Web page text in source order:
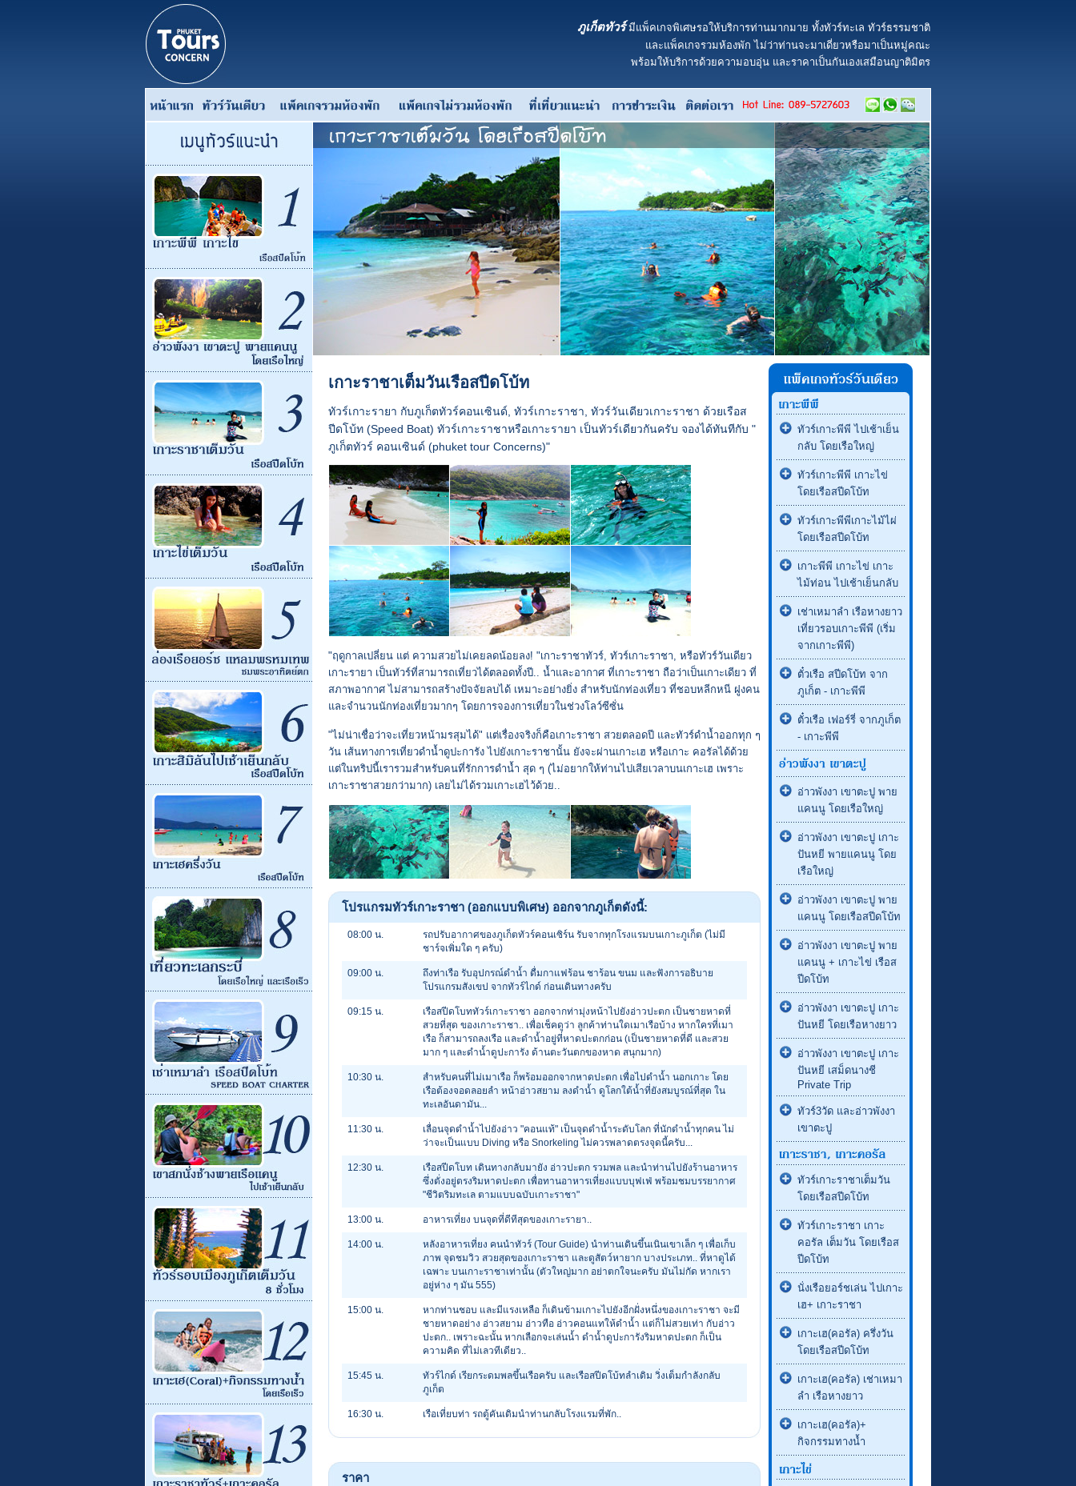
ภูเก็ตทัวร์มีแพ็คเกจพิเศษรอให้บริการท่านมากมาย ทั้งทัวร์ทะเล ทัวร์ธรรมชาติ
และแพ็คเกจรวมห้องพัก ไม่ว่าท่านจะมาเดี่ยวหรือมาเป็นหมู่คณะ
พร้อมให้บริการด้วยความอบอุ่น และราคาเป็นกันเองเสมือนญาติมิตร
เกาะราชาเต็มวันเรือสปีดโบ้ท
ทัวร์เกาะรายา กับภูเก็ตทัวร์คอนเซินด์, ทัวร์เกาะราชา, ทัวร์วันเดียวเกาะราชา ด้วยเรือส
ปีดโบ้ท (Speed Boat) ทัวร์เกาะราชาหรือเกาะรายา เป็นทัวร์เดียวกันครับ จองได้ทันทีกับ "
ภูเก็ตทัวร์ คอนเซินด์ (phuket tour Concerns)"
"ฤดูกาลเปลี่ยน แต่ ความสวยไม่เคยลดน้อยลง! "เกาะราชาทัวร์, ทัวร์เกาะราชา, หรือทัวร์วันเดียว
เกาะรายา เป็นทัวร์ที่สามารถเที่ยวได้ตลอดทั้งปี.. น้ำและอากาศ ที่เกาะราชา ถือว่าเป็นเกาะเดียว ที่
สภาพอากาศ ไม่สามารถสร้างปัจจัยลบได้ เหมาะอย่างยิ่ง สำหรับนักท่องเที่ยว ที่ชอบหลีกหนี ฝูงคน
และจำนวนนักท่องเที่ยวมากๆ โดยการจองการเที่ยวในช่วงโลว์ซีซั่น
"ไม่น่าเชื่อว่าจะเที่ยวหน้ามรสุมได้" แต่เรื่องจริงก็คือเกาะราชา สวยตลอดปี และทัวร์ดำน้ำออกทุก ๆ
วัน เส้นทางการเที่ยวดำน้ำดูปะการัง ไปยังเกาะราชานั้น ยังจะผ่านเกาะเฮ หรือเกาะ คอรัลได้ด้วย
แต่ในทริปนี้เรารวมสำหรับคนที่รักการดำน้ำ สุด ๆ (ไม่อยากให้ท่านไปเสียเวลาบนเกาะเฮ เพราะ
เกาะราชาสวยกว่ามาก) เลยไม่ได้รวมเกาะเฮไว้ด้วย..
โปรแกรมทัวร์เกาะราชา (ออกแบบพิเศษ) ออกจากภูเก็ตดังนี้:
08:00 น.
รถปรับอากาศของภูเก็ตทัวร์คอนเซิร์น รับจากทุกโรงแรมบนเกาะภูเก็ต (ไม่มี
ชาร์จเพิ่มใด ๆ ครับ)
09:00 น.
ถึงท่าเรือ รับอุปกรณ์ดำน้ำ ดื่มกาแฟร้อน ชาร้อน ขนม และฟังการอธิบาย
โปรแกรมสังเขป จากทัวร์ไกด์ ก่อนเดินทางครับ
09:15 น.
เรือสปีดโบททัวร์เกาะราชา ออกจากท่ามุ่งหน้าไปยังอ่าวปะตก เป็นชายหาดที่
สวยที่สุด ของเกาะราชา.. เพื่อเช็คดูว่า ลูกค้าท่านใดเมาเรือบ้าง หากใครที่เมา
เรือ ก็สามารถลงเรือ และดำน้ำอยู่ที่หาดปะตกก่อน (เป็นชายหาดที่ดี และสวย
มาก ๆ และดำน้ำดูปะการัง ด้านตะวันตกของหาด สนุกมาก)
10:30 น.
สำหรับคนที่ไม่เมาเรือ ก็พร้อมออกจากหาดปะตก เพื่อไปดำน้ำ นอกเกาะ โดย
เรือต้องจอดลอยลำ หน้าอ่าวสยาม ลงดำน้ำ ดูโลกใต้น้ำที่ยังสมบูรณ์ที่สุด ใน
ทะเลอันดามัน...
11:30 น.
เลื่อนจุดดำน้ำไปยังอ่าว "คอนแท้" เป็นจุดดำน้ำระดับโลก ที่นักดำน้ำทุกคน ไม่
ว่าจะเป็นแบบ Diving หรือ Snorkeling ไม่ควรพลาดตรงจุดนี้ครับ...
12:30 น.
เรือสปีดโบท เดินทางกลับมายัง อ่าวปะตก รวมพล และนำท่านไปยังร้านอาหาร
ซึ่งตั่งอยู่ตรงริมหาดปะตก เพื่อทานอาหารเที่ยงแบบบุฟเฟ่ พร้อมชมบรรยากาศ
"ชีวิตริมทะเล ตามแบบฉบับเกาะราชา"
13:00 น. อาหารเที่ยง บนจุดที่ดีทีสุดของเกาะรายา..
14:00 น.
หลังอาหารเที่ยง คนนำทัวร์ (Tour Guide) นำท่านเดินขึ้นเนินเขาเล็ก ๆ เพื่อเก็บ
ภาพ จุดชมวิว สวยสุดของเกาะราชา และดูสัตว์หายาก บางประเภท.. ที่หาดูได้
เฉพาะ บนเกาะราชาเท่านั้น (ตัวใหญ่มาก อย่าตกใจนะครับ มันไม่กัด หากเรา
อยู่ห่าง ๆ มัน 555)
15:00 น.
หากท่านชอบ และมีแรงเหลือ ก็เดินข้ามเกาะไปยังอีกฝั่งหนึ่งของเกาะราชา จะมี
ชายหาดอย่าง อ่าวสยาม อ่าวทือ อ่าวคอนแทให้ดำน้ำ แต่ก็ไม่สวยเท่า กับอ่าว
ปะตก.. เพราะฉะนั้น หากเลือกจะเล่นน้ำ ดำน้ำดูปะการังริมหาดปะตก ก็เป็น
ความคิด ที่ไม่เลวทีเดียว..
15:45 น.
ทัวร์ไกด์ เรียกระดมพลขึ้นเรือครับ และเรือสปีดโบ้ทลำเดิม วิ่งเต็มกำลังกลับ
ภูเก็ต
16:30 น. เรือเที่ยบท่า รถตู้คันเดิมนำท่านกลับโรงแรมที่พัก..
ราคา
ทัวร์เกาะพีพี ไปเช้าเย็น
กลับ โดยเรือใหญ่
ทัวร์เกาะพีพี เกาะไข่
โดยเรือสปีดโบ้ท
ทัวร์เกาะพีพีเกาะไม้ไผ่
โดยเรือสปีดโบ้ท
เกาะพีพี เกาะไข่ เกาะ
ไม้ท่อน ไปเช้าเย็นกลับ
เช่าเหมาลำ เรือหางยาว
เที่ยวรอบเกาะพีพี (เริ่ม
จากเกาะพีพี)
ตั๋วเรือ สปีดโบ้ท จาก
ภูเก็ต - เกาะพีพี
ตั๋วเรือ เฟอร์รี่ จากภูเก็ต
- เกาะพีพี
อ่าวพังงา เขาตะปู พาย
แคนนู โดยเรือใหญ่
อ่าวพังงา เขาตะปู เกาะ
ปันหยี พายแคนนู โดย
เรือใหญ่
อ่าวพังงา เขาตะปู พาย
แคนนู โดยเรือสปีดโบ้ท
อ่าวพังงา เขาตะปู พาย
แคนนู + เกาะไข่ เรือส
ปีดโบ้ท
อ่าวพังงา เขาตะปู เกาะ
ปันหยี โดยเรือหางยาว
อ่าวพังงา เขาตะปู เกาะ
ปันหยี เสม็ดนางชี
Private Trip
ทัวร์3วัด และอ่าวพังงา
เขาตะปู
ทัวร์เกาะราชาเต็มวัน
โดยเรือสปีดโบ้ท
ทัวร์เกาะราชา เกาะ
คอรัล เต็มวัน โดยเรือส
ปีดโบ้ท
นั่งเรือยอร์ชเล่น ไปเกาะ
เฮ+ เกาะราชา
เกาะเฮ(คอรัล) ครึ่งวัน
โดยเรือสปีดโบ้ท
เกาะเฮ(คอรัล) เช่าเหมา
ลำ เรือหางยาว
เกาะเฮ(คอรัล)+
กิจกรรมทางน้ำ